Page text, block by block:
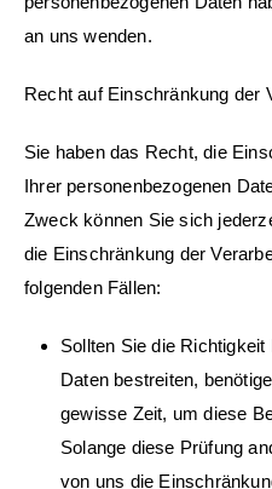
an uns wenden.
Recht auf Einschränkung der
Sie haben das Recht, die
Ihrer personenbezogenen
Zweck können Sie sich
die Einschränkung der
folgenden Fällen:
Sollten Sie die
Daten bestreiten,
gewisse Zeit, um diese
Solange diese Prüfung
von uns die